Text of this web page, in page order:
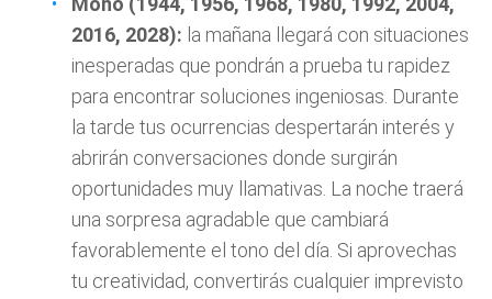
2016, 2028): la mañana llegará con situaciones
inesperadas que pondrán a prueba tu rapidez
para encontrar soluciones ingeniosas. Durante
la tarde tus ocurrencias despertarán interés y
abrirán conversaciones donde surgirán
oportunidades muy llamativas. La noche traerá
una sorpresa agradable que cambiará
favorablemente el tono del día. Si aprovechas
tu creatividad, convertirás cualquier imprevisto